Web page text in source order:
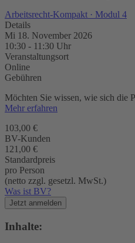
Arbeitsrecht-Kompakt · Modul 4
Details
Mi 18. November 2026
10:30 - 11:30 Uhr
Veranstaltungsort
Online
Gebühren
Möchten Sie wissen, wie sich die
Mehr erfahren
103,00 €
BV-Kunden
121,00 €
Standardpreis
pro Person
(netto zzgl. gesetzl. MwSt.)
Was ist BV?
Jetzt anmelden
Inhalte: